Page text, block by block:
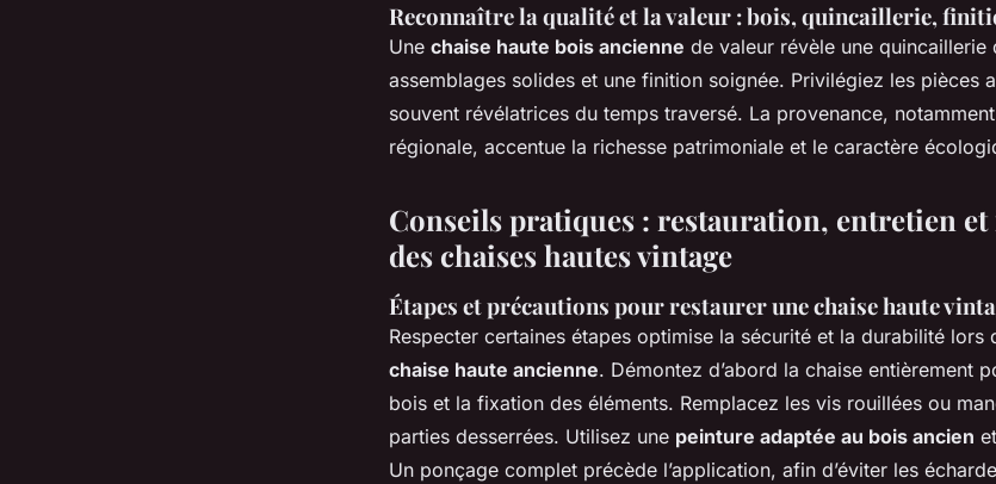
Reconnaître la qualité et la valeur : bois, quincaillerie,
Une chaise haute bois ancienne de valeur révèle une quincaillerie
assemblages solides et une finition soignée. Privilégiez les pièces
souvent révélatrices du temps traversé. La provenance,
régionale, accentue la richesse patrimoniale et le caractère
Conseils pratiques : restauration, entretien
des chaises hautes vintage
Étapes et précautions pour restaurer une chaise haute
Respecter certaines étapes optimise la sécurité et la durabilité lors
chaise haute ancienne. Démontez d’abord la chaise entièrement
bois et la fixation des éléments. Remplacez les vis rouillées ou
parties desserrées. Utilisez une peinture adaptée au bois ancien
Un ponçage complet précède l’application, afin d’éviter les